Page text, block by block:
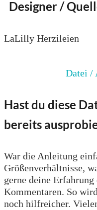
Designer /
LaLilly Herzileien
Datei /
Hast du diese
bereits
War die Anleitung
Größenverhältnisse,
gerne deine
Kommentaren. So
noch hilfreicher.